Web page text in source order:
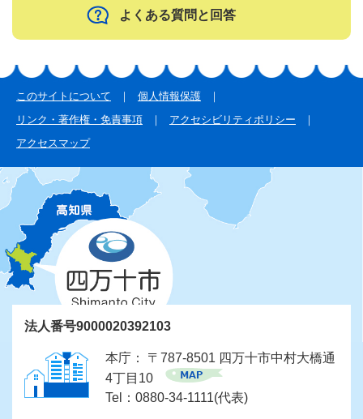
よくある質問と回答
このサイトについて
個人情報保護
リンク・著作権・免責事項
アクセシビリティポリシー
アクセスマップ
法人番号9000020392103
本庁： 〒787-8501 四万十市中村大橋通
4丁目10
Tel：0880-34-1111(代表)